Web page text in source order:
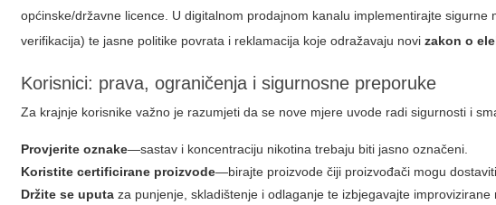
općinske/državne licence. U digitalnom prodajnom kanalu implementirajte
verifikacija) te jasne politike povrata i reklamacija koje odražavaju novizakon o
Korisnici: prava, ograničenja i sigurnosne preporuke
Za krajnje korisnike važno je razumjeti da se nove mjere uvode radi sigurnosti i
Provjerite oznake—sastav i koncentraciju nikotina trebaju biti jasno označeni.
Koristite certificirane proizvode—birajte proizvode čiji proizvođači mogu
Držite se uputa za punjenje, skladištenje i odlaganje te izbjegavajte improvizirane